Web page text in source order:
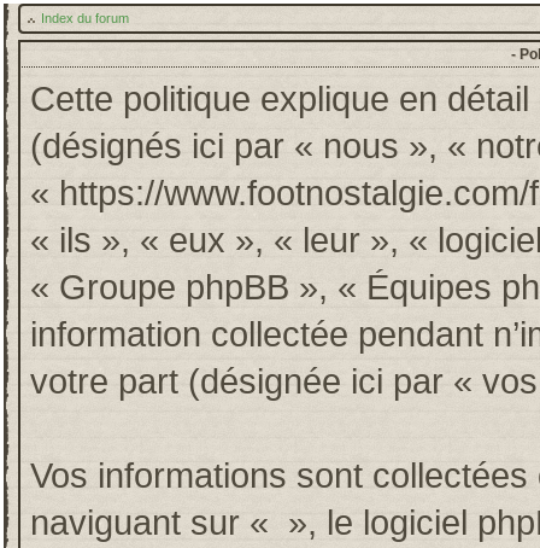
Index du forum
-
Cette politique explique en
(désignés ici par « nous », «
« https://
« ils », « eux », « leur », «
« Groupe phpBB », « Équipes
information collectée pendant
votre part (désignée ici par «
Vos informations sont
naviguant sur « », le logiciel